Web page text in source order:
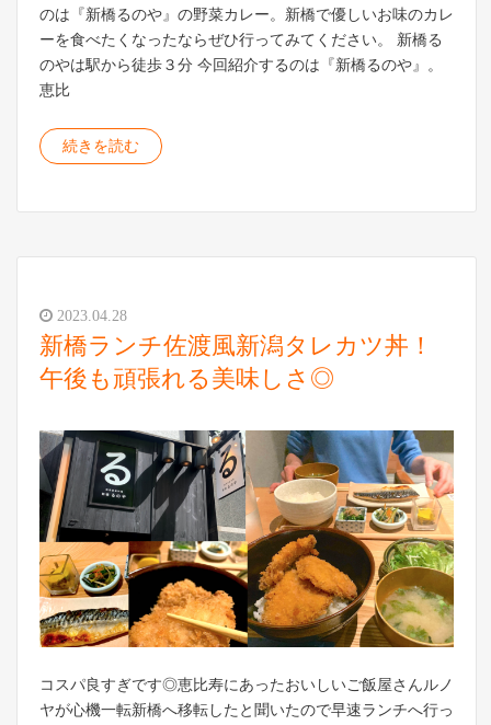
のは『新橋るのや』の野菜カレー。新橋で優しいお味のカレ
ーを食べたくなったならぜひ行ってみてください。 新橋る
のやは駅から徒歩３分 今回紹介するのは『新橋るのや』。
恵比
続きを読む
2023.04.28
新橋ランチ佐渡風新潟タレカツ丼！
午後も頑張れる美味しさ◎
コスパ良すぎです◎恵比寿にあったおいしいご飯屋さんルノ
ヤが心機一転新橋へ移転したと聞いたので早速ランチへ行っ